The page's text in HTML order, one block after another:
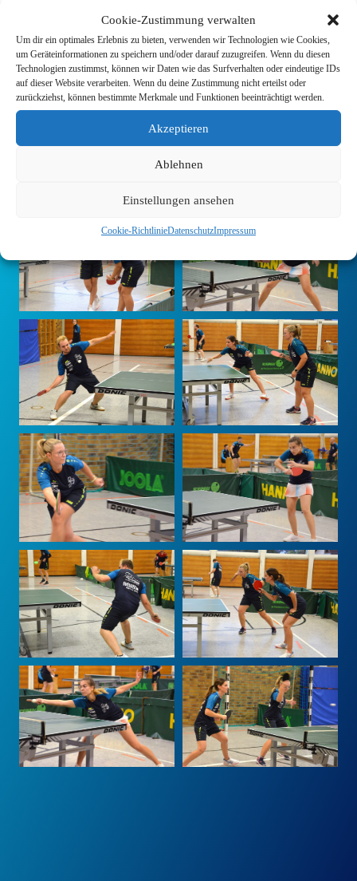
Cookie-Zustimmung verwalten
Um dir ein optimales Erlebnis zu bieten, verwenden wir Technologien wie Cookies,
um Geräteinformationen zu speichern und/oder darauf zuzugreifen. Wenn du diesen
Technologien zustimmst, können wir Daten wie das Surfverhalten oder eindeutige IDs
auf dieser Website verarbeiten. Wenn du deine Zustimmung nicht erteilst oder
zurückziehst, können bestimmte Merkmale und Funktionen beeinträchtigt werden.
Akzeptieren
Ablehnen
Einstellungen ansehen
Cookie-RichtlinieDatenschutzImpressum